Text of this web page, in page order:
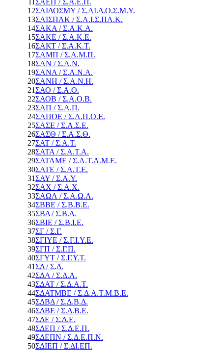
12ΣΑΙΔΟΣΜΥ / Σ.ΑΙ.Δ.Ο.Σ.Μ.Υ.
13ΣΑΙΣΠΑΚ / Σ.Α.Ι.Σ.ΠΑ.Κ.
14ΣΑΚΑ / Σ.Α.Κ.Α.
15ΣΑΚΕ / Σ.Α.Κ.Ε.
16ΣΑΚΤ / Σ.Α.Κ.Τ.
17ΣΑΜΠ / Σ.Α.Μ.Π.
18ΣΑΝ / Σ.Α.Ν.
19ΣΑΝΑ / Σ.Α.Ν.Α.
20ΣΑΝΗ / Σ.Α.Ν.Η.
21ΣΑΟ / Σ.Α.Ο.
22ΣΑΟΒ / Σ.Α.Ο.Β.
23ΣΑΠ / Σ.Α.Π.
24ΣΑΠΟΕ / Σ.Α.Π.Ο.Ε.
25ΣΑΣΕ / Σ.Α.Σ.Ε.
26ΣΑΣΘ / Σ.Α.Σ.Θ.
27ΣΑΤ / Σ.Α.Τ.
28ΣΑΤΑ / Σ.Α.Τ.Α.
29ΣΑΤΑΜΕ / Σ.Α.Τ.Α.Μ.Ε.
30ΣΑΤΕ / Σ.Α.Τ.Ε.
31ΣΑΥ / Σ.Α.Υ.
32ΣΑΧ / Σ.Α.Χ.
33ΣΑΩΛ / Σ.Α.Ω.Λ.
34ΣΒΒΕ / Σ.Β.Β.Ε.
35ΣΒΔ / Σ.Β.Δ.
36ΣΒΙΕ / Σ.Β.Ι.Ε.
37ΣΓ / Σ.Γ.
38ΣΓΙΥΕ / Σ.Γ.Ι.Υ.Ε.
39ΣΓΠ / Σ.Γ.Π.
40ΣΓΥΤ / Σ.Γ.Υ.Τ.
41ΣΔ / Σ.Δ.
42ΣΔΑ / Σ.Δ.Α.
43ΣΔΑΤ / Σ.Δ.Α.Τ.
44ΣΔΑΤΜΒΕ / Σ.Δ.Α.Τ.Μ.Β.Ε.
45ΣΔΒΔ / Σ.Δ.Β.Δ.
46ΣΔΒΕ / Σ.Δ.Β.Ε.
47ΣΔΕ / Σ.Δ.Ε.
48ΣΔΕΠ / Σ.Δ.Ε.Π.
49ΣΔΕΠΝ / Σ.Δ.Ε.Π.Ν.
50ΣΔΙΕΠ / Σ.ΔΙ.ΕΠ.